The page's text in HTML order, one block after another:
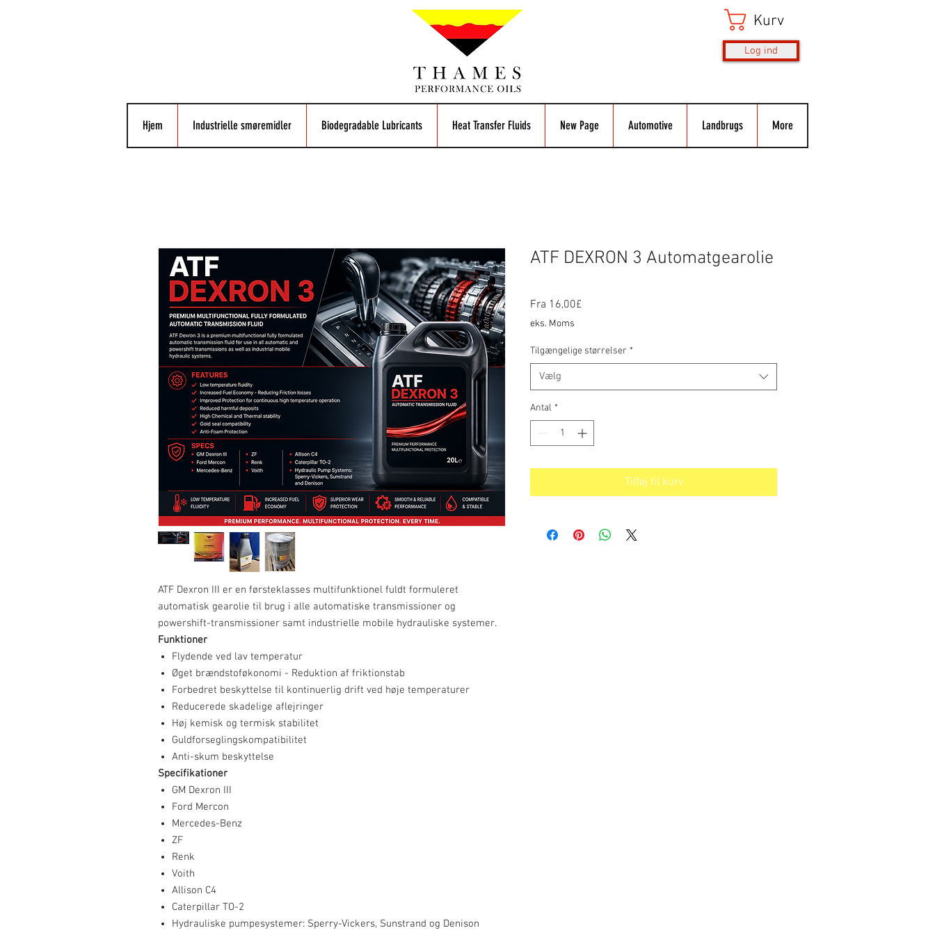
Kurv
Log ind
Hjem Industrielle smøremidler Biodegradable Lubricants Heat Transfer Fluids New Page Automotive Landbrugs More
ATF Dexron III er en førsteklasses multifunktionel fuldt formuleret
automatisk gearolie til brug i alle automatiske transmissioner og
powershift-transmissioner samt industrielle mobile hydrauliske systemer.
Funktioner
Flydende ved lav temperatur
Øget brændstoføkonomi - Reduktion af friktionstab
Forbedret beskyttelse til kontinuerlig drift ved høje temperaturer
Reducerede skadelige aflejringer
Høj kemisk og termisk stabilitet
Guldforseglingskompatibilitet
Anti-skum beskyttelse
Specifikationer
GM Dexron III
Ford Mercon
Mercedes-Benz
ZF
Renk
Voith
Allison C4
Caterpillar TO-2
Hydrauliske pumpesystemer: Sperry-Vickers, Sunstrand og Denison
ATF DEXRON 3 Automatgearolie
Fra 16,00£
eks. Moms
Tilgængelige størrelser *
Vælg
Antal *
Tilføj til kurv